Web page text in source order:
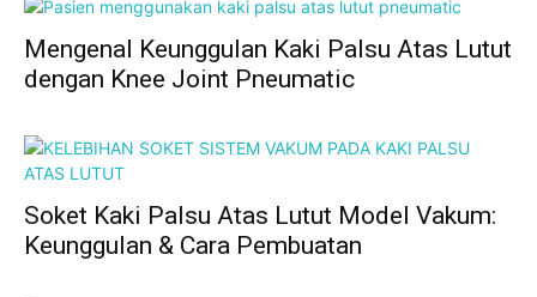
Mengenal Keunggulan Kaki Palsu Atas Lutut
dengan Knee Joint Pneumatic
Soket Kaki Palsu Atas Lutut Model Vakum:
Keunggulan & Cara Pembuatan